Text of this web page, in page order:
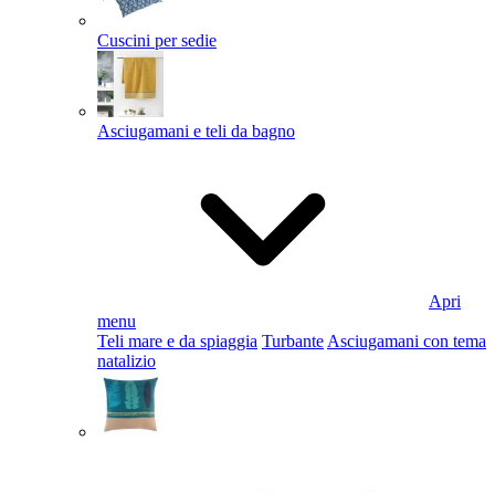
Cuscini per sedie
Asciugamani e teli da bagno
Apri
menu
Teli mare e da spiaggia Turbante Asciugamani con tema
natalizio